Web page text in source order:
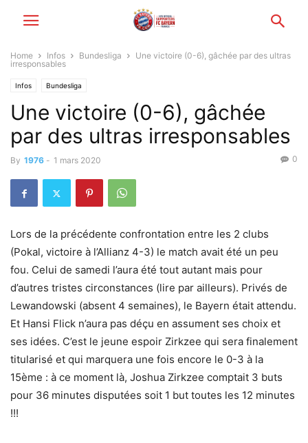
Home Infos Bundesliga
Une victoire (0-6), gâchée par des ultras
irresponsables
Infos Bundesliga
Une victoire (0-6), gâchée
par des ultras irresponsables
By 1976 - 1 mars 2020 0
Lors de la précédente confrontation entre les 2 clubs
(Pokal, victoire à l’Allianz 4-3) le match avait été un peu
fou. Celui de samedi l’aura été tout autant mais pour
d’autres tristes circonstances (lire par ailleurs). Privés de
Lewandowski (absent 4 semaines), le Bayern était attendu.
Et Hansi Flick n’aura pas déçu en assument ses choix et
ses idées. C’est le jeune espoir Zirkzee qui sera finalement
titularisé et qui marquera une fois encore le 0-3 à la
15ème : à ce moment là, Joshua Zirkzee comptait 3 buts
pour 36 minutes disputées soit 1 but toutes les 12 minutes
!!!